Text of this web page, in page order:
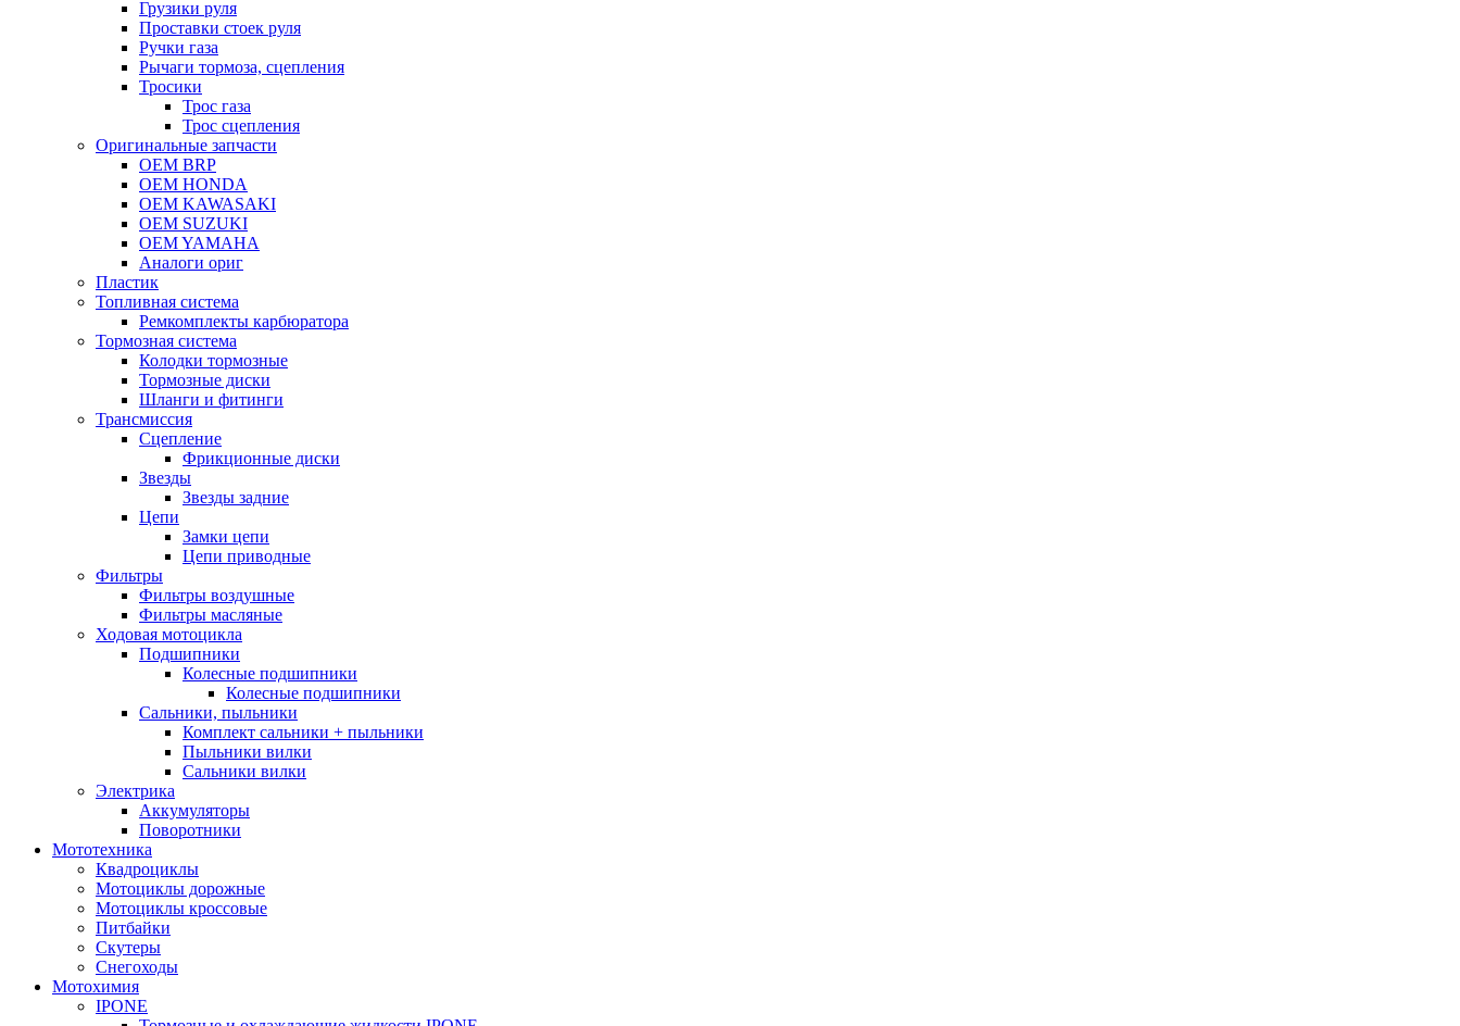
Грузики руля
Проставки стоек руля
Ручки газа
Рычаги тормоза, сцепления
Тросики
Трос газа
Трос сцепления
Оригинальные запчасти
OEM BRP
OEM HONDA
OEM KAWASAKI
OEM SUZUKI
OEM YAMAHA
Аналоги ориг
Пластик
Топливная система
Ремкомплекты карбюратора
Тормозная система
Колодки тормозные
Тормозные диски
Шланги и фитинги
Трансмиссия
Cцепление
Фрикционные диски
Звезды
Звезды задние
Цепи
Замки цепи
Цепи приводные
Фильтры
Фильтры воздушные
Фильтры масляные
Ходовая мотоцикла
Подшипники
Колесные подшипники
Колесные подшипники
Сальники, пыльники
Комплект сальники + пыльники
Пыльники вилки
Сальники вилки
Электрика
Аккумуляторы
Поворотники
Мототехника
Квадроциклы
Мотоциклы дорожные
Мотоциклы кроссовые
Питбайки
Скутеры
Снегоходы
Мотохимия
IPONE